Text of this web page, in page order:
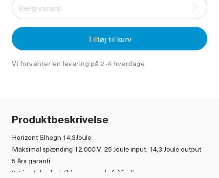
Vælg variant
Tilføj til kurv
Vi forventer en levering på 2-4 hverdage
Produktbeskrivelse
Horizont Elhegn 14,3Joule
Maksimal spænding 12.000 V, 25 Joule input, 14,3 Joule output
5 års garanti
2-trins teknologi til fremragende fejlfinding